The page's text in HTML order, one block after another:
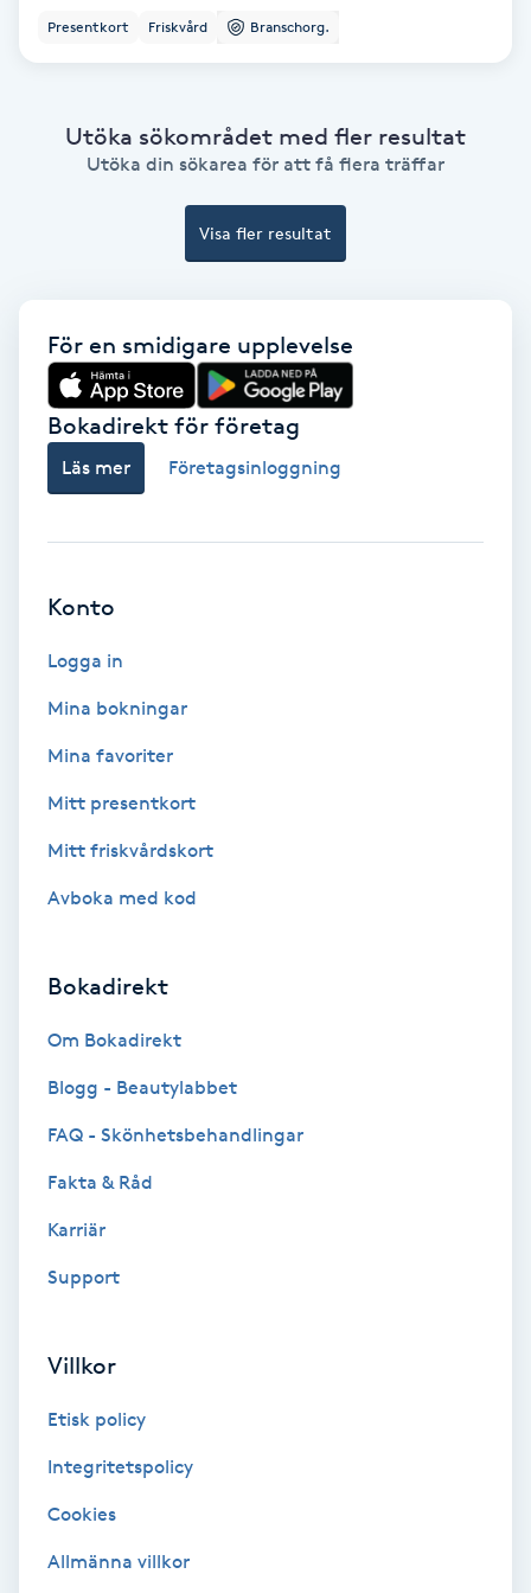
Ansiktsbehandling djuprengörande
Barnklippning
BIAB
Brynformning
Brynfärgning
Bröllopsuppsättning
Color correction
Cryoterapi
Damklippning
Diamantslipning
Enzympeeling
Presentkort Friskvård Branschorg.
Utöka sökområdet med fler resultat
Utöka din sökarea för att få flera träffar
Visa fler resultat
För en smidigare upplevelse
Bokadirekt för företag
Läs mer Företagsinloggning
Konto
Logga in
Mina bokningar
Mina favoriter
Mitt presentkort
Mitt friskvårdskort
Avboka med kod
Bokadirekt
Om Bokadirekt
Blogg - Beautylabbet
FAQ - Skönhetsbehandlingar
Fakta & Råd
Karriär
Support
Villkor
Etisk policy
Integritetspolicy
Cookies
Allmänna villkor